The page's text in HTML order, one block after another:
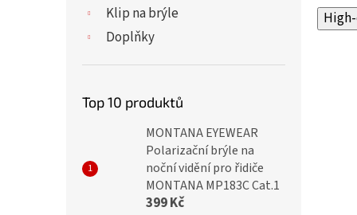
Klip na brýle
Doplňky
Top 10 produktů
MONTANA EYEWEAR
Polarizační brýle na
noční vidění pro řidiče
MONTANA MP183C Cat.1
399 Kč